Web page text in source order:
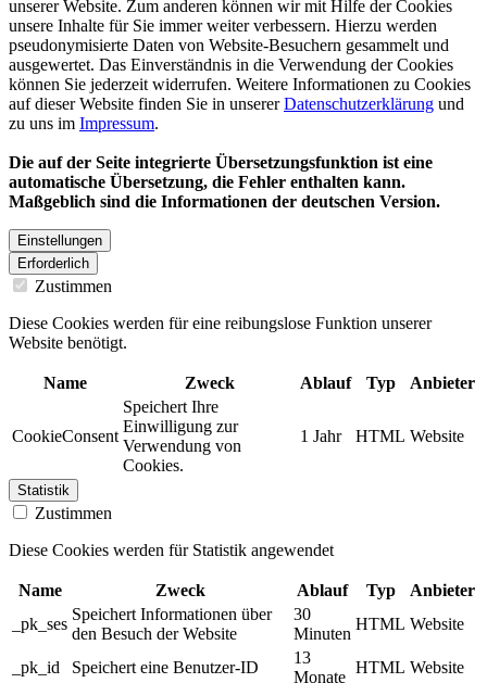
unserer Website. Zum anderen können wir mit Hilfe der Cookies
unsere Inhalte für Sie immer weiter verbessern. Hierzu werden
pseudonymisierte Daten von Website-Besuchern gesammelt und
ausgewertet. Das Einverständnis in die Verwendung der Cookies
können Sie jederzeit widerrufen. Weitere Informationen zu Cookies
auf dieser Website finden Sie in unsererDatenschutzerklärung und
zu uns im Impressum.
Die auf der Seite integrierte Übersetzungsfunktion ist eine
automatische Übersetzung, die Fehler enthalten kann.
Maßgeblich sind die Informationen der deutschen Version.
Einstellungen
Erforderlich
Zustimmen
Diese Cookies werden für eine reibungslose Funktion unserer
Website benötigt.
Name Zweck Ablauf Typ Anbieter
CookieConsent
Speichert Ihre
Einwilligung zur
Verwendung von
Cookies.
1 Jahr HTML Website
Statistik
Zustimmen
Diese Cookies werden für Statistik angewendet
Name Zweck Ablauf Typ
Anbieter
_pk_ses
Speichert Informationen über
den Besuch der Website
30
Minuten
HTML Website
_pk_id Speichert eine Benutzer-ID
13
Monate
HTML Website